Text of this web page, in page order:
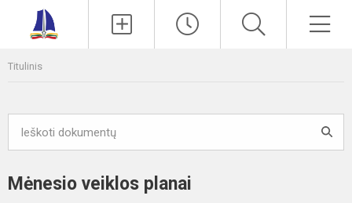
Titulinis
Mėnesio veiklos planai